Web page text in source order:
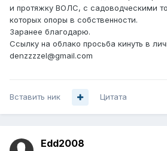
и протяжку ВОЛС, с садоводческими
которых опоры в собственности.
Заранее благодарю.
Ссылку на облако просьба кинуть в
denzzzzel@gmail.com
Вставить ник Цитата
Edd2008